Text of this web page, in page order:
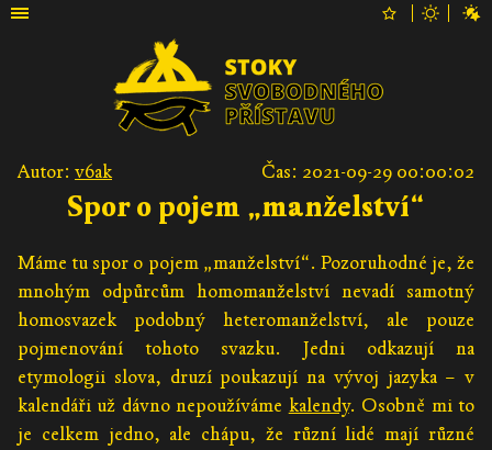
Autor: v6ak Čas: 2021-09-29 00:00:02
Spor o pojem „manželství“
Máme tu spor o pojem „manželství“. Pozoruhodné je, že
mnohým odpůrcům homomanželství nevadí samotný
homosvazek podobný heteromanželství, ale pouze
pojmenování tohoto svazku. Jedni odkazují na
etymologii slova, druzí poukazují na vývoj jazyka – v
kalendáři už dávno nepoužíváme kalendy. Osobně mi to
je celkem jedno, ale chápu, že různí lidé mají různé